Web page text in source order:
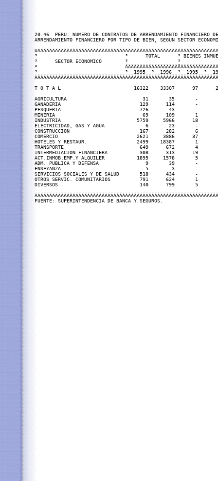
20.46  PERU: NUMERO DE CONTRATOS DE ARRENDAMIENTO FINANCIERO
ARRENDAMIENTO FINANCIERO POR TIPO DE BIEN, SEGUN SECTOR
³                              ³      TOTAL      ³ BIENES INMUEBLES³
³      SECTOR ECONOMICO        ³                 ³
³
³                              ³  1995  ³  1996  ³  1995  ³  1996
T O T A L                         16322    33307      97
AGRICULTURA                          31       35
GANADERIA                           129      114
PESQUERIA                           726       43
MINERIA                              69      109       1
INDUSTRIA                          5759     5966      18
ELECTRICIDAD, GAS Y AGUA              6
CONSTRUCCION                        167      282
COMERCIO                           2621     3886      37
HOTELES Y RESTAUR.                 2499    18387
TRANSPORTE                          649      672       4
INTERMEDIACION FINANCIERA           308
ACT.INMOB.EMP.Y ALQUILER           1895     1578
ADM. PUBLICA Y DEFENSA                9
ENSE¥ANZA                             5        3
SERVICIOS SOCIALES Y DE SALUD       518
OTROS SERVIC. COMUNITARIOS          791
DIVERSOS                            140      799       5